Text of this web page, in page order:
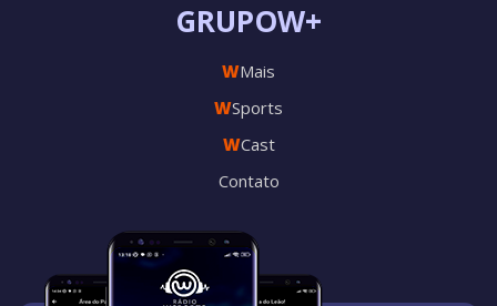
GRUPOW+
WMais
WSports
WCast
Contato